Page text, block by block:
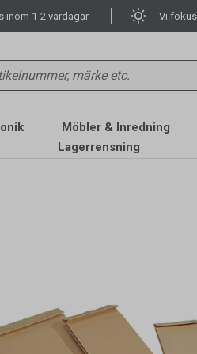
inom 1-2 vardagar Vi
Möbler & Inredning
Lagerrensning